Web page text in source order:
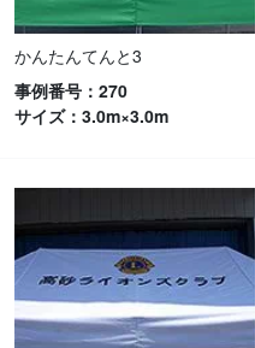
かんたんてんと3
事例番号：270
サイズ：3.0m×3.0m